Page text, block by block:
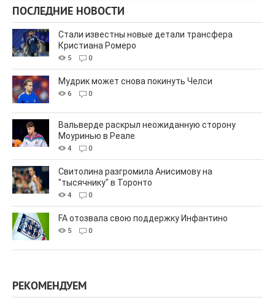
ПОСЛЕДНИЕ НОВОСТИ
Стали известны новые детали трансфера
Кристиана Ромеро
5 0
Мудрик может снова покинуть Челси
6 0
Вальверде раскрыл неожиданную сторону
Моуринью в Реале
4 0
Свитолина разгромила Анисимову на
"тысячнику" в Торонто
4 0
FA отозвала свою поддержку Инфантино
5 0
РЕКОМЕНДУЕМ